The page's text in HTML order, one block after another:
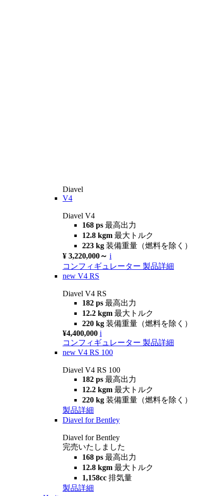
Diavel
V4
Diavel V4
168 ps 最高出力
12.8 kgm 最大トルク
223 kg 装備重量（燃料を除く）
¥ 3,220,000～ i
コンフィギュレーター 製品詳細
new V4 RS
Diavel V4 RS
182 ps 最高出力
12.2 kgm 最大トルク
220 kg 装備重量（燃料を除く）
¥4,400,000 i
コンフィギュレーター 製品詳細
new V4 RS 100
Diavel V4 RS 100
182 ps 最高出力
12.2 kgm 最大トルク
220 kg 装備重量（燃料を除く）
製品詳細
Diavel for Bentley
Diavel for Bentley
完売いたしました
168 ps 最高出力
12.8 kgm 最大トルク
1,158cc 排気量
製品詳細